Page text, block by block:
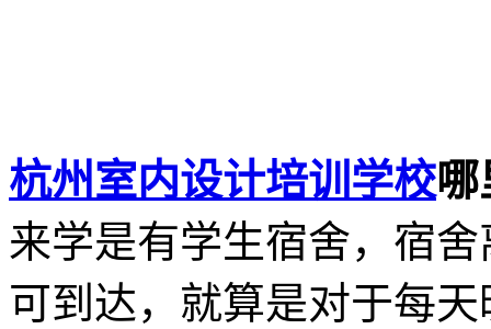
杭州室内设计培训学校哪
来学是有学生宿舍，宿
可到达，就算是对于每